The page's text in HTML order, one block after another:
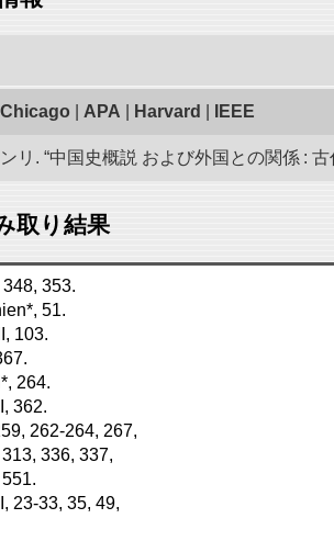
Chicago APA Harvard IEEE
リ. “中国史概説 および外国との関係 :
取り結果
353.
51.
103.
264.
362.
262-264, 267,
336, 337,
23-33, 35, 49,